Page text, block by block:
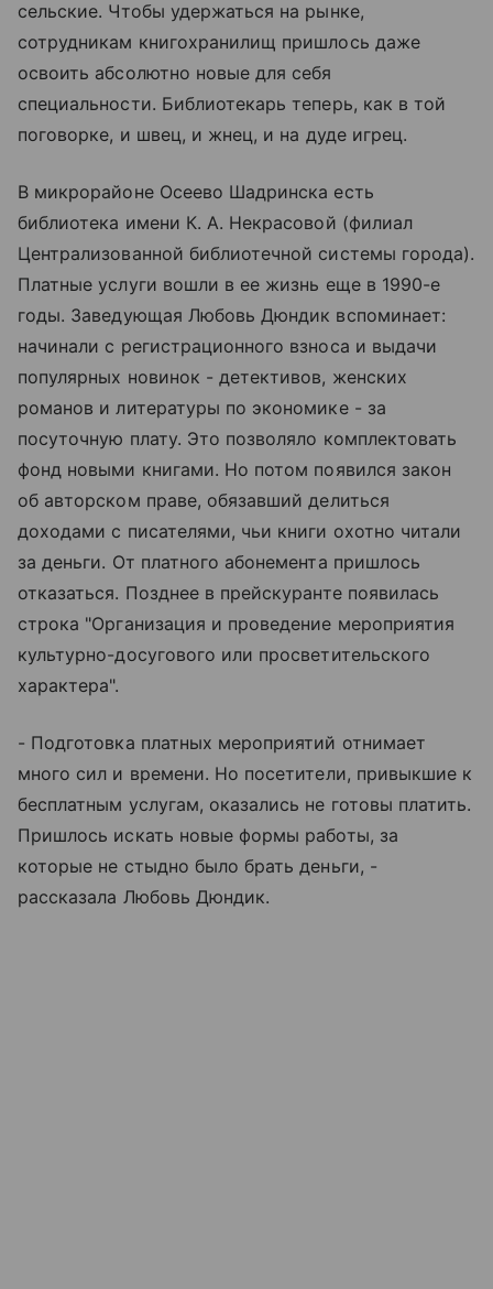
сельские. Чтобы удержаться на рынке,
сотрудникам книгохранилищ пришлось даже
освоить абсолютно новые для себя
специальности. Библиотекарь теперь, как в той
поговорке, и швец, и жнец, и на дуде игрец.
В микрорайоне Осеево Шадринска есть
библиотека имени К. А. Некрасовой (филиал
Централизованной библиотечной системы города).
Платные услуги вошли в ее жизнь еще в 1990-е
годы. Заведующая Любовь Дюндик вспоминает:
начинали с регистрационного взноса и выдачи
популярных новинок - детективов, женских
романов и литературы по экономике - за
посуточную плату. Это позволяло комплектовать
фонд новыми книгами. Но потом появился закон
об авторском праве, обязавший делиться
доходами с писателями, чьи книги охотно читали
за деньги. От платного абонемента пришлось
отказаться. Позднее в прейскуранте появилась
строка "Организация и проведение мероприятия
культурно-досугового или просветительского
характера".
- Подготовка платных мероприятий отнимает
много сил и времени. Но посетители, привыкшие к
бесплатным услугам, оказались не готовы платить.
Пришлось искать новые формы работы, за
которые не стыдно было брать деньги, -
рассказала Любовь Дюндик.